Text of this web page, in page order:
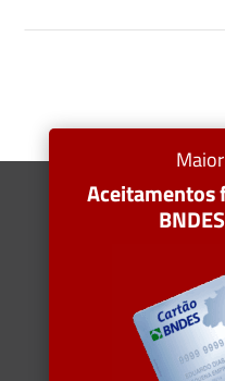
Aceitamentos